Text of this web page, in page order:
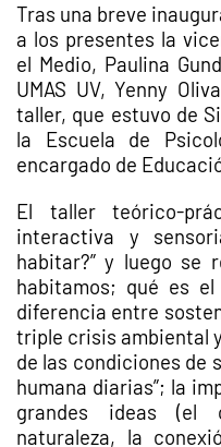
Tras una breve
a los presentes la
el Medio, Paulina
UMAS UV, Yenny
taller, que estuvo de
la Escuela de
encargado de
El taller teórico-
interactiva y
habitar?” y luego se
habitamos; qué es
diferencia entre
triple crisis ambiental
de las condiciones de
humana diarias”; la
grandes ideas (el
naturaleza, la